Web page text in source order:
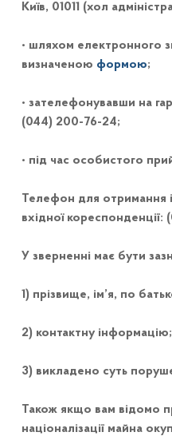
Київ, 01011 (хол
• шляхом електронного
визначеною формою;
• зателефонувавши на
(044) 200-76-24;
• під час особистого
Телефон для отримання
вхідної
У зверненні має бути
1) прізвище, ім’я, по
2) контактну інформацію;
3) викладено суть
Також якщо вам відомо
націоналізації майна